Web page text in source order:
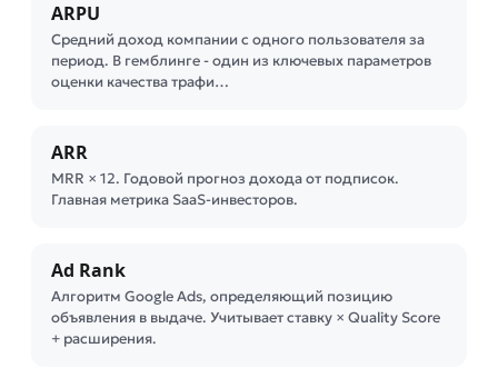
ARPU
Средний доход компании с одного пользователя за
период. В гемблинге - один из ключевых параметров
оценки качества трафи…
ARR
MRR × 12. Годовой прогноз дохода от подписок.
Главная метрика SaaS-инвесторов.
Ad Rank
Алгоритм Google Ads, определяющий позицию
объявления в выдаче. Учитывает ставку × Quality Score
+ расширения.